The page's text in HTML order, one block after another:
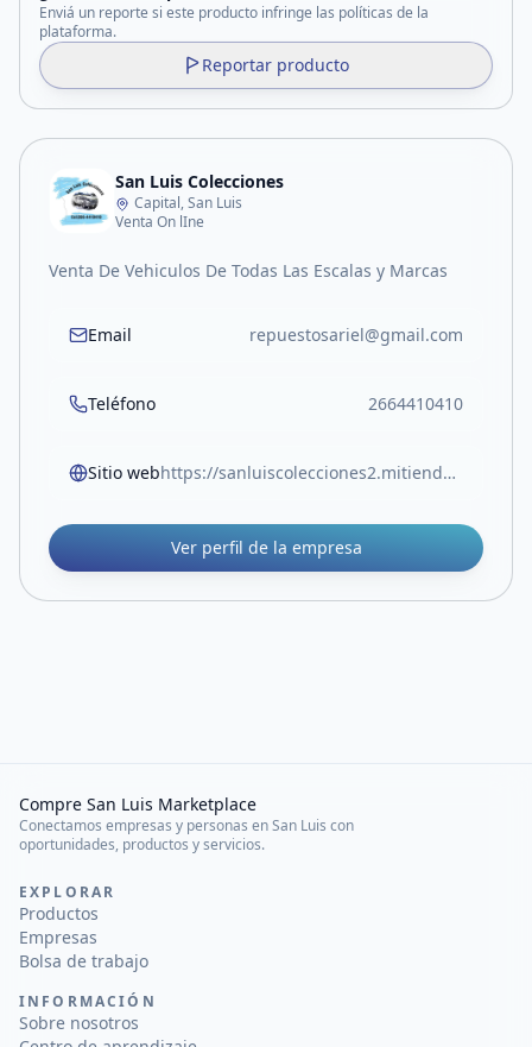
Enviá un reporte si este producto infringe las políticas de la
plataforma.
Reportar producto
San Luis Colecciones
Capital, San Luis
Venta On lIne
Venta De Vehiculos De Todas Las Escalas y Marcas
Email repuestosariel@gmail.com
Teléfono 2664410410
Sitio web https://sanluiscolecciones2.mitiendanube.com/
Ver perfil de la empresa
Compre San Luis Marketplace
Conectamos empresas y personas en San Luis con
oportunidades, productos y servicios.
EXPLORAR
Productos
Empresas
Bolsa de trabajo
INFORMACIÓN
Sobre nosotros